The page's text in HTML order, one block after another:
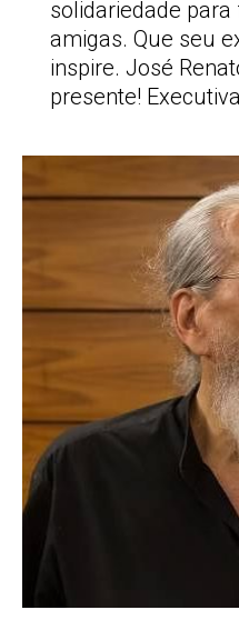
solidariedade
amigas. Que seu
inspire. José
presente!